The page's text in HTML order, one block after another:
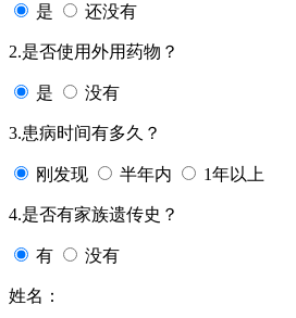
是 还没有
2.是否使用外用药物？
是 没有
3.患病时间有多久？
刚发现 半年内 1年以上
4.是否有家族遗传史？
有 没有
姓名：